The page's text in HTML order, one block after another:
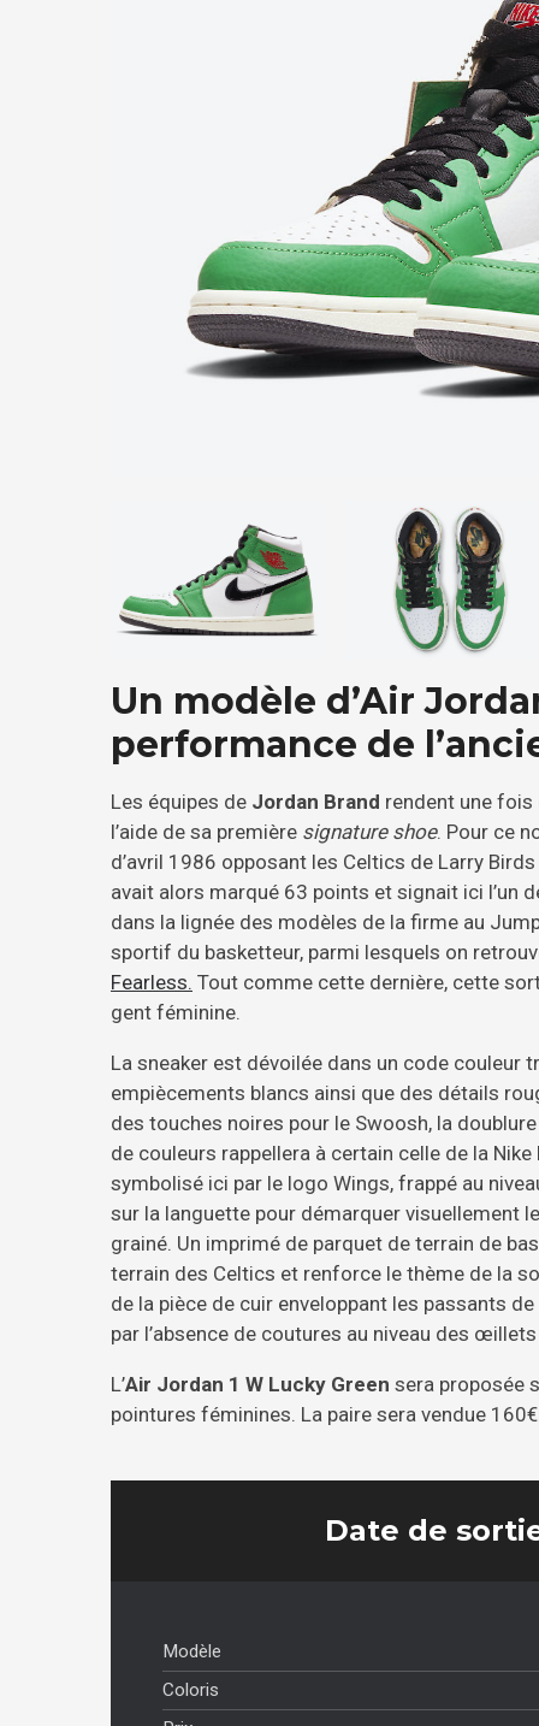
Un modèle d’Air
performance de
Les équipes de Jordan Brand rendent une fois
l’aide de sa première signature shoe. Pour ce
d’avril 1986 opposant les Celtics de Larry
avait alors marqué 63 points et signait ici l’un
dans la lignée des modèles de la firme au
sportif du basketteur, parmi lesquels on
Fearless. Tout comme cette dernière, cette
gent féminine.
La sneaker est dévoilée dans un code couleur
empiècements blancs ainsi que des détails
des touches noires pour le Swoosh, la doublure
de couleurs rappellera à certain celle de la
symbolisé ici par le logo Wings, frappé au
sur la languette pour démarquer visuellement
grainé. Un imprimé de parquet de terrain de
terrain des Celtics et renforce le thème de la
de la pièce de cuir enveloppant les passants
par l’absence de coutures au niveau des
L’Air Jordan 1 W Lucky Green sera proposée
pointures féminines. La paire sera vendue 160€.
Date de
Modèle
Coloris